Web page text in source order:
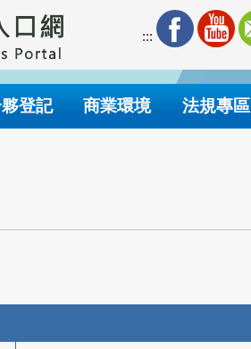
:::
登記 商業環境 法規專區